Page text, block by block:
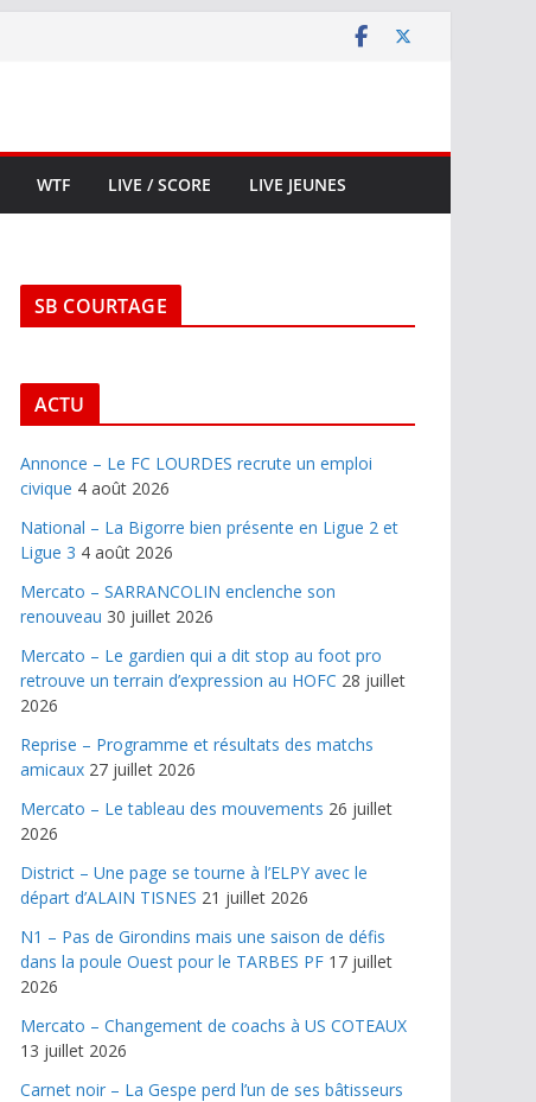
WTF LIVE / SCORE LIVE JEUNES
SB COURTAGE
ACTU
Annonce – Le FC LOURDES recrute un emploi
civique 4 août 2026
National – La Bigorre bien présente en Ligue 2 et
Ligue 3 4 août 2026
Mercato – SARRANCOLIN enclenche son
renouveau 30 juillet 2026
Mercato – Le gardien qui a dit stop au foot pro
retrouve un terrain d’expression au HOFC 28 juillet
2026
Reprise – Programme et résultats des matchs
amicaux 27 juillet 2026
Mercato – Le tableau des mouvements 26 juillet
2026
District – Une page se tourne à l’ELPY avec le
départ d’ALAIN TISNES 21 juillet 2026
N1 – Pas de Girondins mais une saison de défis
dans la poule Ouest pour le TARBES PF 17 juillet
2026
Mercato – Changement de coachs à US COTEAUX
13 juillet 2026
Carnet noir – La Gespe perd l’un de ses bâtisseurs